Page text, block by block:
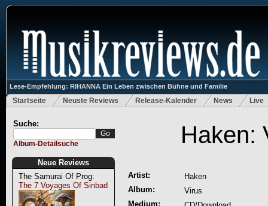
Lese-Empfehlung: RIHANNA Ein Leben zwischen Bühne und Familie
Startseite Neuste Reviews Release-Kalender News Live
Suche:
Album-Detailsuche
Neue Reviews
The Samurai Of Prog:
The 7 Voyages Of Sinbad
Haken:
Artist:
Haken
Album:
Virus
Medium: